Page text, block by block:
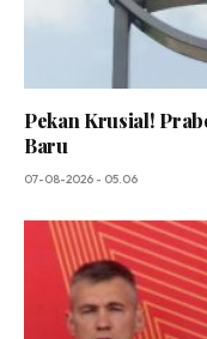
Pekan Krusial!
Baru
07-08-2026 - 05.06